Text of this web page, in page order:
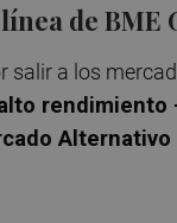
de BME
salir a los
Alternativo